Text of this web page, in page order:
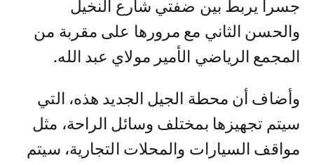
جسرا يربط بين ضفتي شارع النخيل
والحسن الثاني مع مرورها على مقربة من
المجمع الرياضي الأمير مولاي عبد الله.
وأضاف أن محطة الجيل الجديد هذه، التي
سيتم تجهيزها بمختلف وسائل الراحة، مثل
مواقف السيارات والمحلات التجارية، سيتم